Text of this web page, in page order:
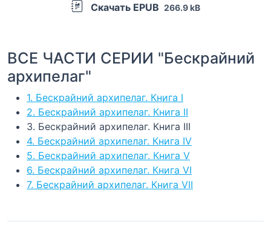
Скачать EPUB 266.9 kB
ВСЕ ЧАСТИ СЕРИИ "Бескрайний
архипелаг"
1. Бескрайний архипелаг. Книга I
2. Бескрайний архипелаг. Книга II
3. Бескрайний архипелаг. Книга III
4. Бескрайний архипелаг. Книга IV
5. Бескрайний архипелаг. Книга V
6. Бескрайний архипелаг. Книга VI
7. Бескрайний архипелаг. Книга VII